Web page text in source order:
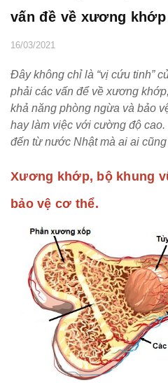
vấn đề về xương
16/03/2021
Đây không chỉ là “vị cứu tinh”
phải các vấn để về xương
khả năng phòng ngừa và bảo
hay làm việc với cường độ
đến từ nước Nhật mà ai ai
Xương khớp, bộ khung
bảo vệ cơ thể.